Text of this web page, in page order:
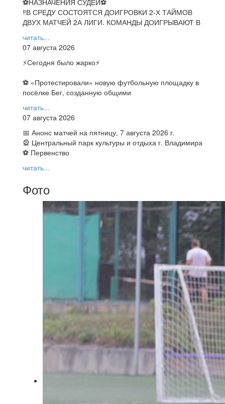
⚽НАЗНАЧЕНИЯ СУДЕЙ⚽
‼В СРЕДУ СОСТОЯТСЯ ДОИГРОВКИ 2-Х ТАЙМОВ
ДВУХ МАТЧЕЙ 2А ЛИГИ. КОМАНДЫ ДОИГРЫВАЮТ В
читать...
07 августа 2026
⚡️Сегодня было жарко⚡️
⚽ ️«Протестировали» новую футбольную площадку в
посёлке Бег, созданную общими
читать...
07 августа 2026
📅 Анонс матчей на пятницу, 7 августа 2026 г.
🎡 Центральный парк культуры и отдыха г. Владимира
⚽ Первенство
читать...
Фото